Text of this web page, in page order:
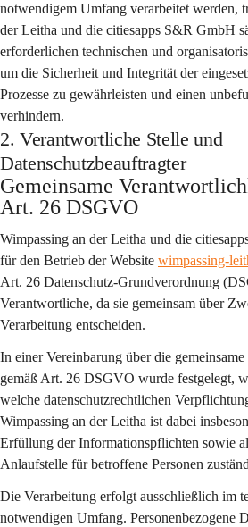
notwendigem Umfang verarbeitet werden,
der Leitha und die citiesapps S&R GmbH
erforderlichen technischen und
um die Sicherheit und Integrität der
Prozesse zu gewährleisten und einen
verhindern.
2. Verantwortliche Stelle und
Datenschutzbeauftragter
Gemeinsame
Art. 26 DSGVO
Wimpassing an der Leitha und die
für den Betrieb der Website wimpassing-
Art. 26 Datenschutz-Grundverordnung
Verantwortliche, da sie gemeinsam über
Verarbeitung entscheiden.
In einer Vereinbarung über die
gemäß Art. 26 DSGVO wurde festgelegt,
welche datenschutzrechtlichen
Wimpassing an der Leitha ist dabei
Erfüllung der Informationspflichten sowie
Anlaufstelle für betroffene Personen
Die Verarbeitung erfolgt ausschließlich im
notwendigen Umfang. Personenbezogene